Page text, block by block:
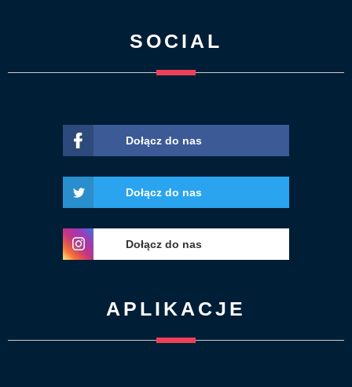
SOCIAL
Dołącz do nas
Dołącz do nas
Dołącz do nas
APLIKACJE